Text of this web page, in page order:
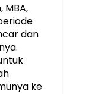
MBA,
dan
ke